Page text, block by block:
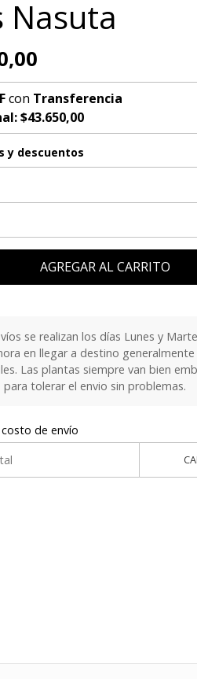
Nasuta
con Transferencia
$43.650,00
y descuentos
AGREGAR AL CARRITO
se realizan los días Lunes y
en llegar a destino
Las plantas siempre van bien
tolerar el envio sin problemas.
costo de envío